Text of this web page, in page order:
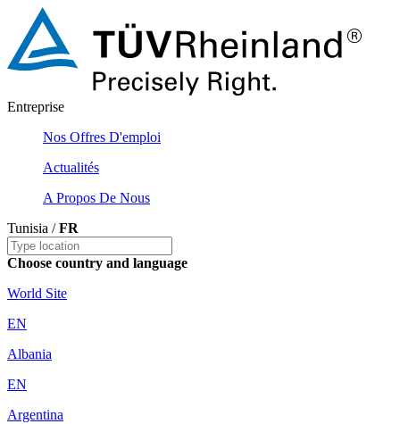
Entreprise
Nos Offres D'emploi
Actualités
A Propos De Nous
Tunisia /FR
Choose country and language
World Site
EN
Albania
EN
Argentina